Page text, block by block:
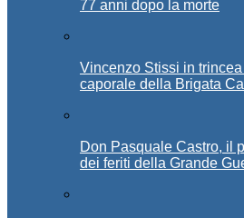
77 anni dopo la morte
Vincenzo Stissi in
caporale della Brigata
Don Pasquale Castro, il
dei feriti della Grande